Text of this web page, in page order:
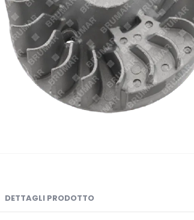
DETTAGLI PRODOTTO